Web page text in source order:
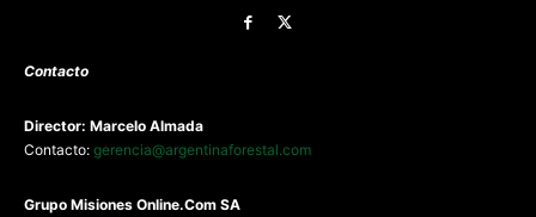
Contacto
Director: Marcelo Almada
Contacto: gerencia@argentinaforestal.com
Grupo Misiones Online.Com SA